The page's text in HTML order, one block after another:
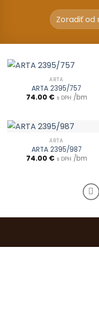
ARTA
ARTA 2395/757
74.00 € s DPH /bm
ARTA
ARTA 2395/987
74.00 € s DPH /bm